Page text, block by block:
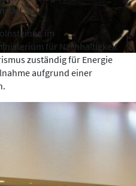
im
für Nachhaltigkeit
zuständig für Energie
aufgrund einer